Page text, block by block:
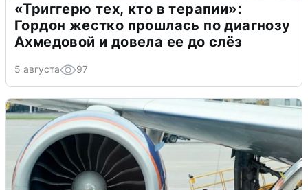
«Триггерю тех, кто в терапии»:
Гордон жестко прошлась по диагнозу
Ахмедовой и довела ее до слёз
5 августа 97